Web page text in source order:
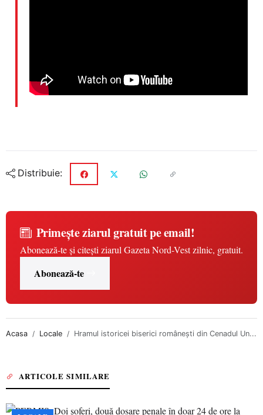
Distribuie:
Primește ziarul gratuit pe email!
Abonează-te și citești ziarul Gazeta Nord-Vest zilnic, gratuit.
Abonează-te
Acasa Locale Hramul istoricei biserici românești din Cenadul Un...
ARTICOLE SIMILARE